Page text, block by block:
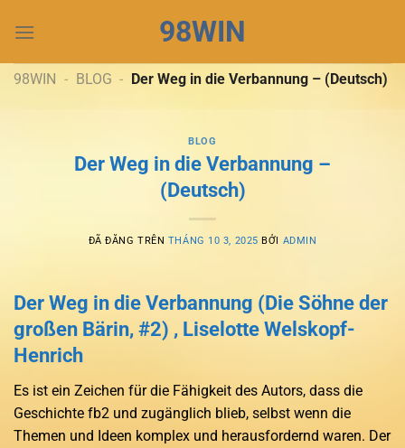
đến
dung
98WIN
98WIN - BLOG - Der Weg in die Verbannung – (Deutsch)
BLOG
Der Weg in die Verbannung –
(Deutsch)
ĐÃ ĐĂNG TRÊN THÁNG 10 3, 2025 BỞI ADMIN
Der Weg in die Verbannung (Die Söhne der
großen Bärin, #2) , Liselotte Welskopf-
Henrich
Es ist ein Zeichen für die Fähigkeit des Autors, dass die
Geschichte fb2 und zugänglich blieb, selbst wenn die
Themen und Ideen komplex und herausfordernd waren. Der